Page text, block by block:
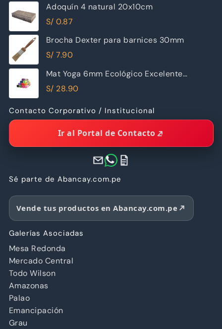
Adoquín 4 natural 20x10cm
S/ 0.87
Brocha Dexter para barnices 30mm
S/ 7.90
Mat Yoga 6mm Ecológico Excelente
Calidad
S/ 28.90
Contacto Corporativo / Institucional
Ir al Portal de Contacto
Sé parte de Abancay.com.pe
Vende tus productos en Abancay.com.pe
Galerías Asociadas
Mesa Redonda
Mercado Central
Todo Wilson
Amazonas
Palao
Emancipación
Grau